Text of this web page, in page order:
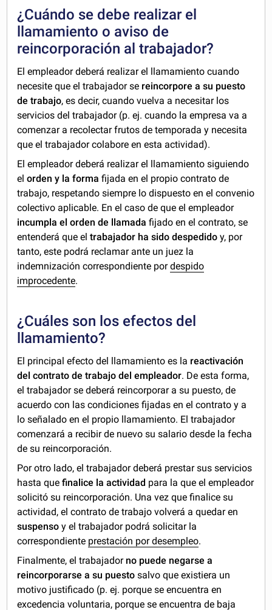
¿Cuándo se debe realizar el
llamamiento o aviso de
reincorporación al trabajador?
El empleador deberá realizar el llamamiento cuando
necesite que el trabajador se reincorpore a su puesto
de trabajo, es decir, cuando vuelva a necesitar los
servicios del trabajador (p. ej. cuando la empresa va a
comenzar a recolectar frutos de temporada y necesita
que el trabajador colabore en esta actividad).
El empleador deberá realizar el llamamiento siguiendo
elorden y la forma fijada en el propio contrato de
trabajo, respetando siempre lo dispuesto en el convenio
colectivo aplicable. En el caso de que el empleador
incumpla el orden de llamada fijado en el contrato, se
entenderá que eltrabajador ha sido despedido y, por
tanto, este podrá reclamar ante un juez la
indemnización correspondiente pordespido
improcedente.
¿Cuáles son los efectos del
llamamiento?
El principal efecto del llamamiento es la reactivación
del contrato de trabajo del empleador. De esta forma,
el trabajador se deberá reincorporar a su puesto, de
acuerdo con las condiciones fijadas en el contrato y a
lo señalado en el propio llamamiento. El trabajador
comenzará a recibir de nuevo su salario desde la fecha
de su reincorporación.
Por otro lado, el trabajador deberá prestar sus servicios
hasta quefinalice la actividad para la que el empleador
solicitó su reincorporación. Una vez que finalice su
actividad, el contrato de trabajo volverá a quedar en
suspenso y el trabajador podrá solicitar la
correspondiente prestación por desempleo.
Finalmente, el trabajador no puede negarse a
reincorporarse a su puesto salvo que existiera un
motivo justificado (p. ej. porque se encuentra en
excedencia voluntaria, porque se encuentra de baja